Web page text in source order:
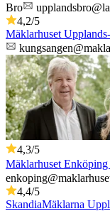
Bro
4,2/5
Mäklarhuset
4,3/5
Mäklarhuset
4,4/5
SkandiaMäklarna